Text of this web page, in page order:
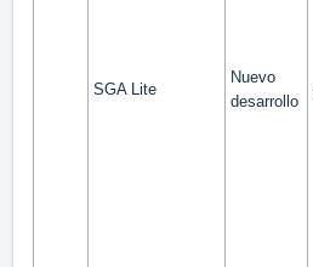
SGA Lite
Nuevo
desarrollo